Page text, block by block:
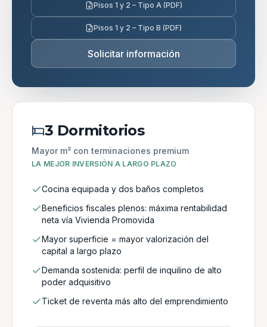
Pisos 1 y 2 – Tipo A (PDF)
Pisos 1 y 2 – Tipo B (PDF)
Solicitar información
3 Dormitorios
Mayor m² con terminaciones premium
LA MEJOR INVERSIÓN A LARGO PLAZO
Cocina equipada y dos baños completos
Beneficios fiscales plenos: máxima rentabilidad
neta vía Vivienda Promovida
Mayor superficie = mayor valorización del
capital a largo plazo
Demanda sostenida: perfil de inquilino de alto
poder adquisitivo
Ticket de reventa más alto del emprendimiento